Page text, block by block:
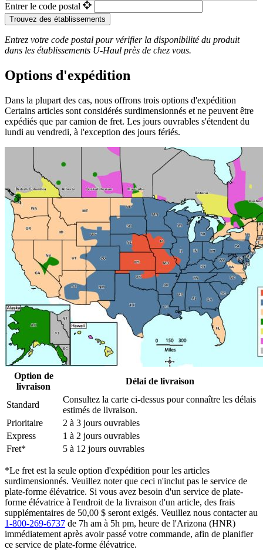
Entrer le code postal
Trouvez des établissements
Entrez votre code postal pour vérifier la disponibilité du produit
dans les établissements U-Haul près de chez vous.
Options d'expédition
Dans la plupart des cas, nous offrons trois options d'expédition
Certains articles sont considérés surdimensionnés et ne peuvent être
expédiés que par camion de fret. Les jours ouvrables s'étendent du
lundi au vendredi, à l'exception des jours fériés.
Option de
livraison
Délai de livraison
Standard
Consultez la carte ci-dessus pour connaître les délais
estimés de livraison.
Prioritaire
2 à 3 jours ouvrables
Express
1 à 2 jours ouvrables
Fret*
5 à 12 jours ouvrables
*Le fret est la seule option d'expédition pour les articles
surdimensionnés. Veuillez noter que ceci n'inclut pas le service de
plate-forme élévatrice. Si vous avez besoin d'un service de plate-
forme élévatrice à l'endroit de la livraison d'un article, des frais
supplémentaires de 50,00 $ seront exigés. Veuillez nous contacter au
1-800-269-6737 de 7h am à 5h pm, heure de l'Arizona (HNR)
immédiatement après avoir passé votre commande, afin de planifier
ce service de plate-forme élévatrice.